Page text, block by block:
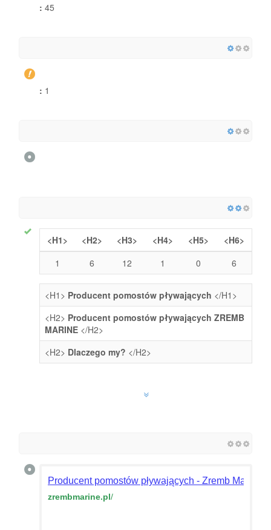
: 45
: 1
<H1> <H2> <H3> <H4> <H5>
<H6>
1
6 12 1 0 6
<H1> Producent pomostów pływających </H1>
<H2> Producent pomostów pływających ZREMB
MARINE </H2>
<H2> Dlaczego my? </H2>
Producent pomostów pływających - Zremb Marine
zrembmarine.pl/